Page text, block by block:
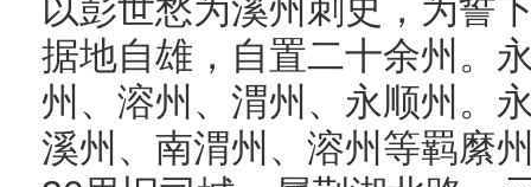
以彭世愁为溪州刺史，为誓
据地自雄，自置二十余州。
州、溶州、渭州、永顺州。
溪州、南渭州、溶州等羁縻